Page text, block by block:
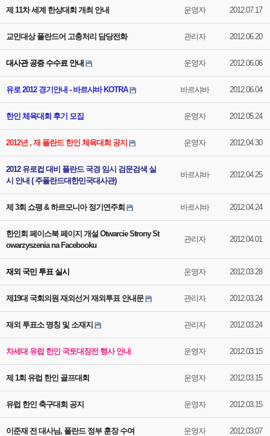
제 11차 세계 한상대회 개최 안내 운영자 2012.07.17
교민대상 폴란드어 고충처리 담당전화 관리자 2012.06.20
대사관 공증 수수료 안내 운영자 2012.06.06
유로 2012 경기안내 - 바르샤바 KOTRA 바르샤바 2012.06.04
한인 체육대회 후기 모집 운영자 2012.05.24
2012년 , 재 폴란드 한인 체육대회 공지 운영자 2012.04.30
2012 유로컵 대비 폴란드 국경 임시 검문검색 실
시 안내 ( 주폴란드대한민국대사관)
바르샤바 2012.04.25
제 3회 쇼팽 & 하르모니아 정기연주회 바르샤바 2012.04.24
한인회 페이스북 페이지 개설 Otwarcie Strony St
owarzyszenia na Facebooku
관리자 2012.04.01
재외 국민 투표 실시 운영자 2012.03.28
제19대 국회의원 재외선거 재외투표 안내문 관리자 2012.03.24
재외 투표소 명칭 및 소재지 관리자 2012.03.24
차세대 유럽 한인 국토대장전 행사 안내 운영자 2012.03.15
제 1회 유럽 한인 골프대회 운영자 2012.03.15
유럽 한인 축구대회 공지 운영자 2012.03.15
이준재 전 대사님, 폴란드 정부 훈장 수여 운영자 2012.03.07